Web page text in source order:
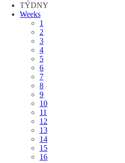
TÝDNY
Weeks
1
2
3
4
5
6
7
8
9
10
11
12
13
14
15
16